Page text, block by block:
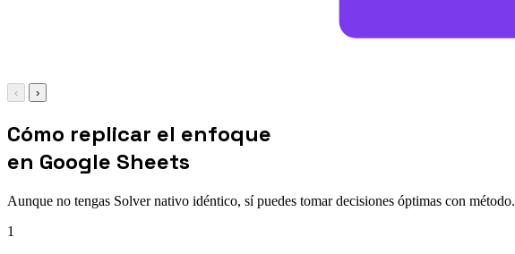
‹ ›
Cómo replicar el enfoque
en Google Sheets
Aunque no tengas Solver nativo idéntico, sí puedes tomar decisiones óptimas con método.
1